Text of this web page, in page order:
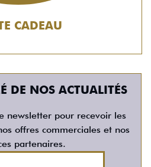
CADEAU
DE NOS ACTUALITÉS
newsletter pour recevoir les
offres commerciales et nos
partenaires.